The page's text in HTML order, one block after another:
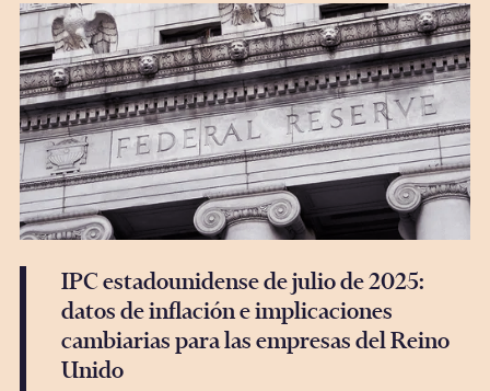
IPC estadounidense de julio de 2025:
datos de inflación e implicaciones
cambiarias para las empresas del Reino
Unido